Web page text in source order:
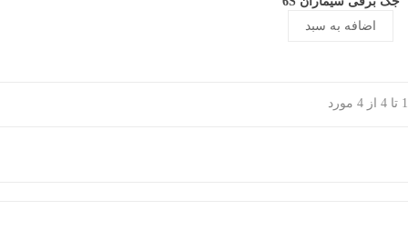
اضافه به سبد